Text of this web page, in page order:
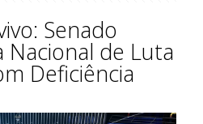
Senado
Nacional de Luta
Deficiência